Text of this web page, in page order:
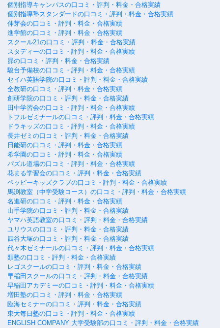
個別指導キャンパスの口コミ・評判・料金・合格実績
個別指導塾スタンダードの口コミ・評判・料金・合格実績
伸芽会の口コミ・評判・料金・合格実績
進学館の口コミ・評判・料金・合格実績
スクール21の口コミ・評判・料金・合格実績
スタディーの口コミ・評判・料金・合格実績
昴の口コミ・評判・料金・合格実績
駿台予備校の口コミ・評判・料金・合格実績
セイハ英語学院の口コミ・評判・料金・合格実績
全教研の口コミ・評判・料金・合格実績
創研学院の口コミ・評判・料金・合格実績
田中学習会の口コミ・評判・料金・合格実績
トフルゼミナールの口コミ・評判・料金・合格実績
ドラキッズの口コミ・評判・料金・合格実績
長井ゼミの口コミ・評判・料金・合格実績
日能研の口コミ・評判・料金・合格実績
希学園の口コミ・評判・料金・合格実績
パズル道場の口コミ・評判・料金・合格実績
花まる学習会の口コミ・評判・料金・合格実績
ペッピーキッズクラブの口コミ・評判・料金・合格実績
馬渕教室（中学受験コース）の口コミ・評判・料金・合格実績
名進研の口コミ・評判・料金・合格実績
山手学院の口コミ・評判・料金・合格実績
ヤマハ英語教室の口コミ・評判・料金・合格実績
ユリウスの口コミ・評判・料金・合格実績
四谷大塚の口コミ・評判・料金・合格実績
代々木ゼミナールの口コミ・評判・料金・合格実績
類塾の口コミ・評判・料金・合格実績
レゴスクールの口コミ・評判・料金・合格実績
早稲田スクールの口コミ・評判・料金・合格実績
早稲田アカデミーの口コミ・評判・料金・合格実績
増田塾の口コミ・評判・料金・合格実績
臨海セミナーの口コミ・評判・料金・合格実績
東大毎日塾の口コミ・評判・料金・合格実績
ENGLISH COMPANY 大学受験部の口コミ・評判・料金・合格実績